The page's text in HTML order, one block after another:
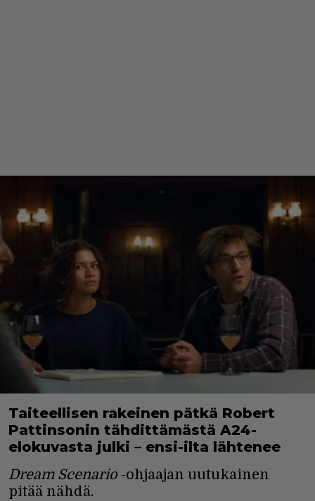
Taiteellisen rakeinen pätkä Robert
Pattinsonin tähdittämästä A24-
elokuvasta julki – ensi-ilta lähtenee
Dream Scenario-ohjaajan uutukainen
pitää nähdä.